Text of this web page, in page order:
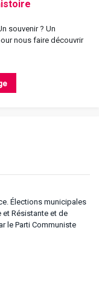
Élections municipales
Résistante et de
le Parti Communiste
souvenir ? Un
nous faire découvrir